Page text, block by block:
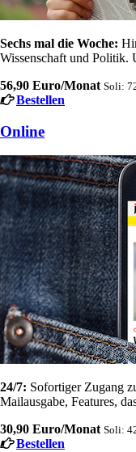
Sechs mal die Woche:
Wissenschaft und Politik.
56,90 Euro/Monat Soli:
Bestellen
Online
24/7: Sofortiger Zugang
Mailausgabe, Features,
30,90 Euro/Monat Soli:
Bestellen